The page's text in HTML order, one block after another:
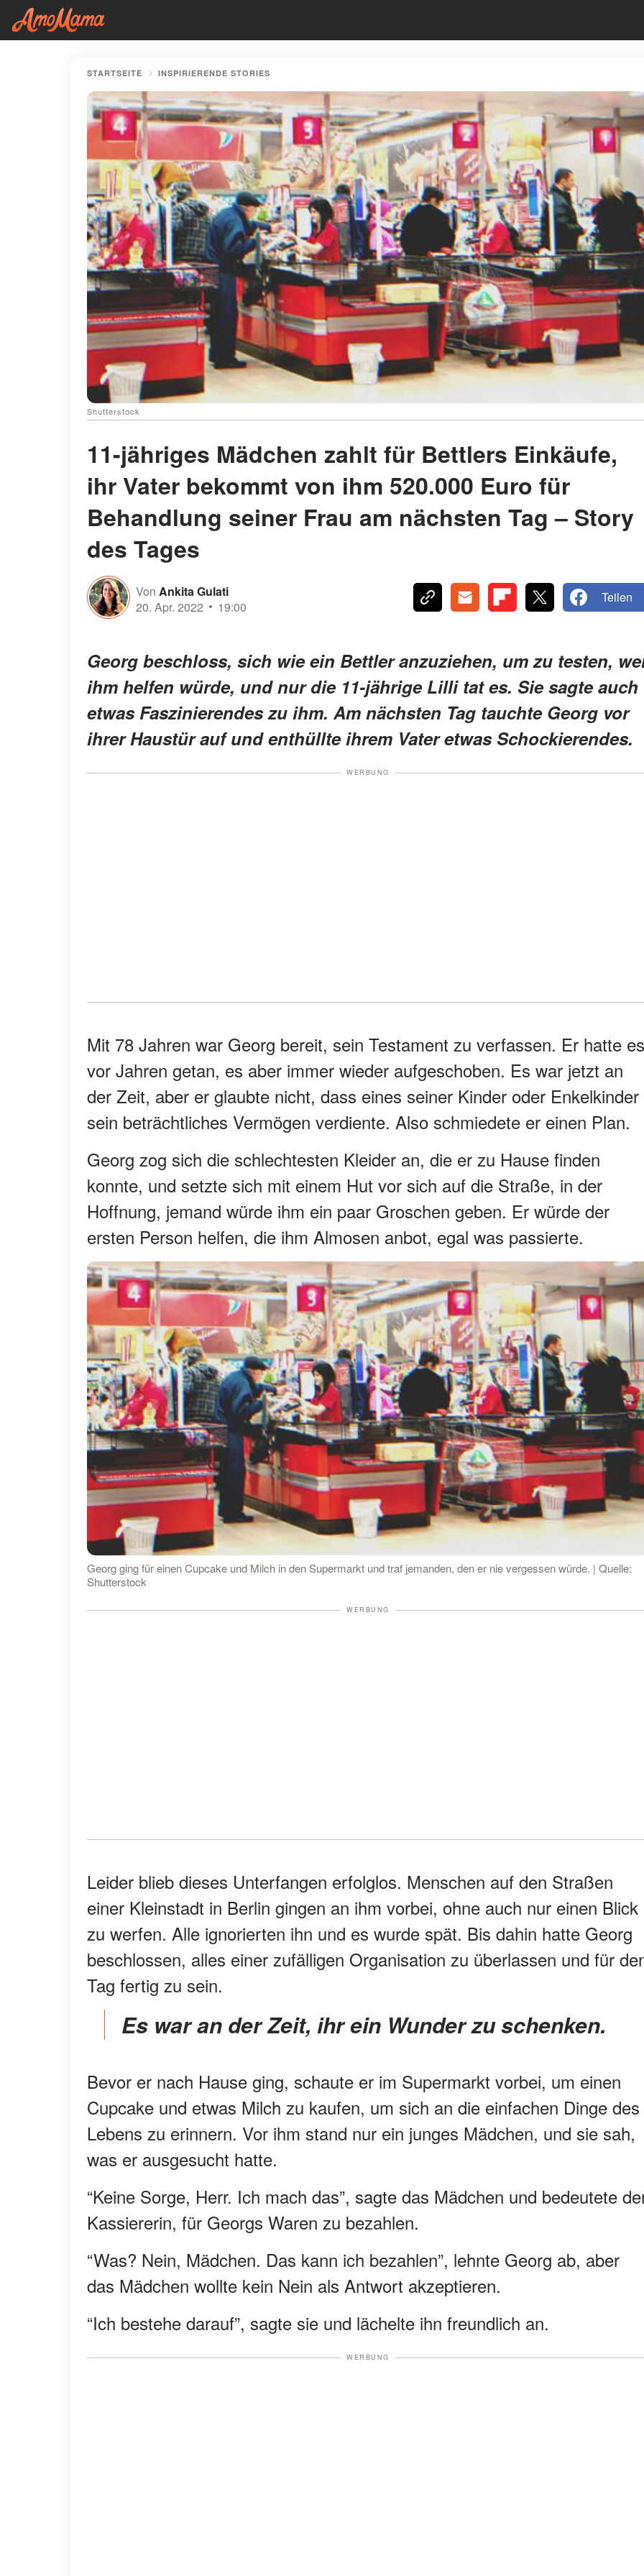
STARTSEITE INSPIRIERENDE STORIES
Shutterstock
11-jähriges Mädchen zahlt für Bettlers Einkäufe,
ihr Vater bekommt von ihm 520.000 Euro für
Behandlung seiner Frau am nächsten Tag – Story
des Tages
Von Ankita Gulati
20. Apr. 2022
19:00
Teilen
Georg beschloss, sich wie ein Bettler anzuziehen, um zu testen,
ihm helfen würde, und nur die 11-jährige Lilli tat es. Sie sagte auch
etwas Faszinierendes zu ihm. Am nächsten Tag tauchte Georg vor
ihrer Haustür auf und enthüllte ihrem Vater etwas Schockierendes.
WERBUNG
Mit 78 Jahren war Georg bereit, sein Testament zu verfassen. Er hatte es
vor Jahren getan, es aber immer wieder aufgeschoben. Es war jetzt an
der Zeit, aber er glaubte nicht, dass eines seiner Kinder oder Enkelkinder
sein beträchtliches Vermögen verdiente. Also schmiedete er einen Plan.
Georg zog sich die schlechtesten Kleider an, die er zu Hause finden
konnte, und setzte sich mit einem Hut vor sich auf die Straße, in der
Hoffnung, jemand würde ihm ein paar Groschen geben. Er würde der
ersten Person helfen, die ihm Almosen anbot, egal was passierte.
Georg ging für einen Cupcake und Milch in den Supermarkt und traf jemanden, den er nie vergessen würde. | Quelle:
Shutterstock
WERBUNG
Leider blieb dieses Unterfangen erfolglos. Menschen auf den Straßen
einer Kleinstadt in Berlin gingen an ihm vorbei, ohne auch nur einen Blick
zu werfen. Alle ignorierten ihn und es wurde spät. Bis dahin hatte Georg
beschlossen, alles einer zufälligen Organisation zu überlassen und für
Tag fertig zu sein.
Es war an der Zeit, ihr ein Wunder zu schenken.
Bevor er nach Hause ging, schaute er im Supermarkt vorbei, um einen
Cupcake und etwas Milch zu kaufen, um sich an die einfachen Dinge des
Lebens zu erinnern. Vor ihm stand nur ein junges Mädchen, und sie sah,
was er ausgesucht hatte.
“Keine Sorge, Herr. Ich mach das”, sagte das Mädchen und bedeutete
Kassiererin, für Georgs Waren zu bezahlen.
“Was? Nein, Mädchen. Das kann ich bezahlen”, lehnte Georg ab, aber
das Mädchen wollte kein Nein als Antwort akzeptieren.
“Ich bestehe darauf”, sagte sie und lächelte ihn freundlich an.
WERBUNG